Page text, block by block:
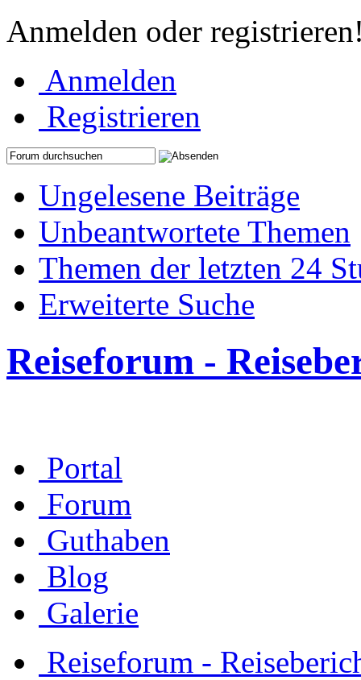
Anmelden oder
Anmelden
Registrieren
Ungelesene Beiträge
Unbeantwortete Themen
Themen der letzten 24
Erweiterte Suche
Reiseforum -
Portal
Forum
Guthaben
Blog
Galerie
Reiseforum -